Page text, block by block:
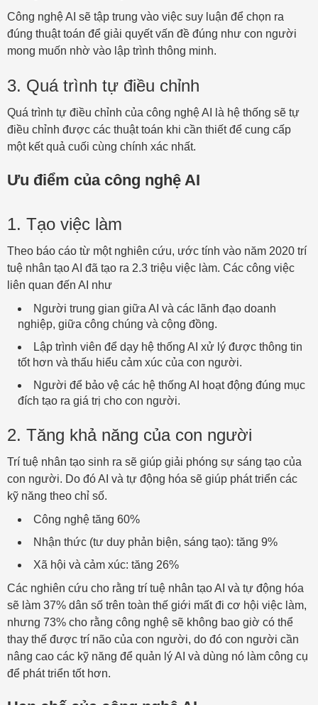
Công nghệ AI sẽ tập trung vào việc suy luận để chọn ra
đúng thuật toán để giải quyết vấn đề đúng như con người
mong muốn nhờ vào lập trình thông minh.
3. Quá trình tự điều chỉnh
Quá trình tự điều chỉnh của công nghệ AI là hệ thống sẽ tự
điều chỉnh được các thuật toán khi cần thiết để cung cấp
một kết quả cuối cùng chính xác nhất.
Ưu điểm của công nghệ AI
1. Tạo việc làm
Theo báo cáo từ một nghiên cứu, ước tính vào năm 2020 trí
tuệ nhân tạo AI đã tạo ra 2.3 triệu việc làm. Các công việc
liên quan đến AI như
Người trung gian giữa AI và các lãnh đạo doanh
nghiệp, giữa công chúng và cộng đồng.
Lập trình viên để dạy hệ thống AI xử lý được thông tin
tốt hơn và thấu hiểu cảm xúc của con người.
Người để bảo vệ các hệ thống AI hoạt động đúng mục
đích tạo ra giá trị cho con người.
2. Tăng khả năng của con người
Trí tuệ nhân tạo sinh ra sẽ giúp giải phóng sự sáng tạo của
con người. Do đó AI và tự động hóa sẽ giúp phát triển các
kỹ năng theo chỉ số.
Công nghệ tăng 60%
Nhận thức (tư duy phản biện, sáng tạo): tăng 9%
Xã hội và cảm xúc: tăng 26%
Các nghiên cứu cho rằng trí tuệ nhân tạo AI và tự động hóa
sẽ làm 37% dân số trên toàn thế giới mất đi cơ hội việc làm,
nhưng 73% cho rằng công nghệ sẽ không bao giờ có thể
thay thế được trí não của con người, do đó con người cần
nâng cao các kỹ năng để quản lý AI và dùng nó làm công cụ
để phát triển tốt hơn.